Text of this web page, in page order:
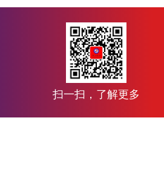
扫一扫，了解更多